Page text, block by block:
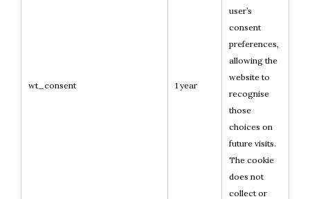
wt_consent 1 year
user’s
consent
preferences,
allowing the
website to
recognise
those
choices on
future visits.
The cookie
does not
collect or